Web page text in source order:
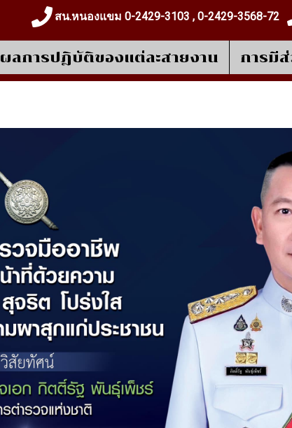
สน.หนองแขม 0-2429-3103 , 0-2429-3568-72
ผลการปฎิบัติของแต่ละสายงาน การมี